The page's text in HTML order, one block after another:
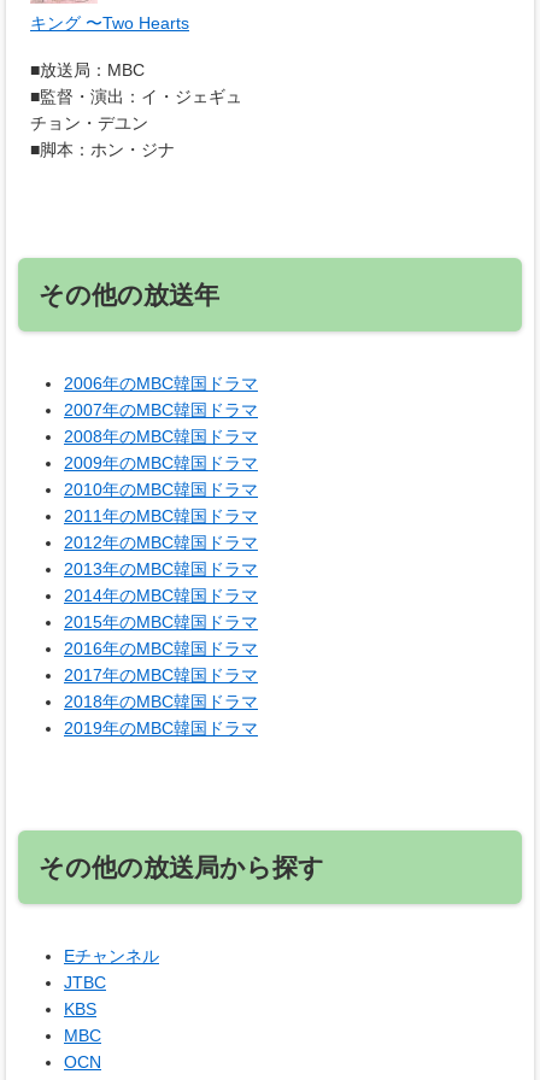
キング 〜Two Hearts
■放送局：MBC
■監督・演出：イ・ジェギュ
チョン・デユン
■脚本：ホン・ジナ
その他の放送年
2006年のMBC韓国ドラマ
2007年のMBC韓国ドラマ
2008年のMBC韓国ドラマ
2009年のMBC韓国ドラマ
2010年のMBC韓国ドラマ
2011年のMBC韓国ドラマ
2012年のMBC韓国ドラマ
2013年のMBC韓国ドラマ
2014年のMBC韓国ドラマ
2015年のMBC韓国ドラマ
2016年のMBC韓国ドラマ
2017年のMBC韓国ドラマ
2018年のMBC韓国ドラマ
2019年のMBC韓国ドラマ
その他の放送局から探す
Eチャンネル
JTBC
KBS
MBC
OCN